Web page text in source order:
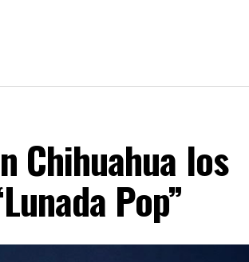
Chihuahua los
Pop”